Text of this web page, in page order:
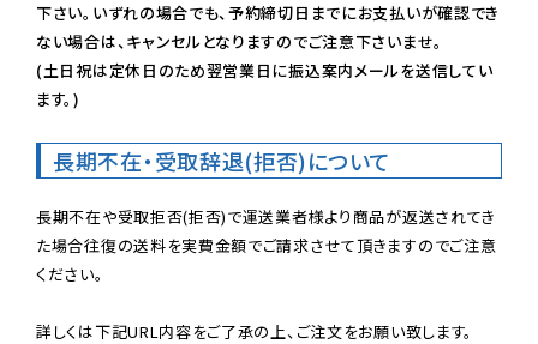
下さい。いずれの場合でも、予約締切日までにお支払いが確認でき
ない場合は、キャンセルとなりますのでご注意下さいませ。
(土日祝は定休日のため翌営業日に振込案内メールを送信してい
ます。)
長期不在・受取辞退(拒否)について
長期不在や受取拒否(拒否)で運送業者様より商品が返送されてき
た場合往復の送料を実費金額でご請求させて頂きますのでご注意
ください。